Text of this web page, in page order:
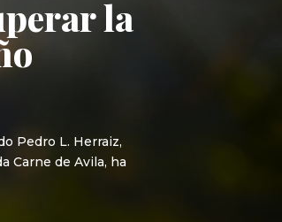
la
Pedro L. Herraiz,
Carne de Avila, ha